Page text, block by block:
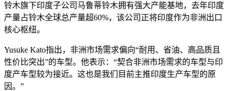
铃木旗下印度子公司马鲁蒂铃木拥有强大产能基地，去年印度
产量占铃木全球总产量超60%，该公司正将印度作为非洲出口
核心枢纽。
Yusuke Kato指出，非洲市场需求偏向“耐用、省油、高品质且
性价比突出”的车型。他表示：“契合非洲市场需求的车型与印
度产车型较为接近。这也是我们目前主推印度生产车型的原
因。”